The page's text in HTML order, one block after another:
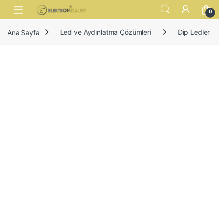
Skip to navigation
Skip to content
Open 0
Ana Sayfa Led ve Aydınlatma Çözümleri Dip Ledler